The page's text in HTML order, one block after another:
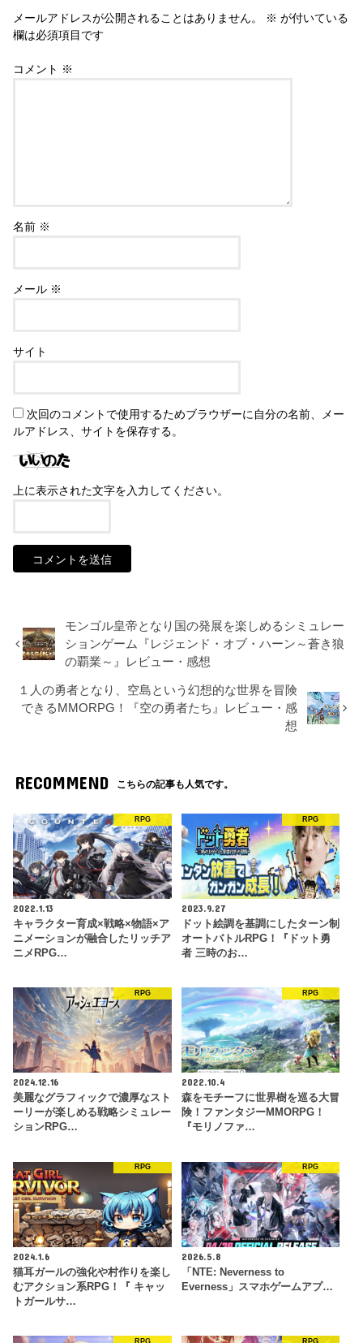
メールアドレスが公開されることはありません。 ※ が付いている
欄は必須項目です
コメント ※
名前 ※
メール ※
サイト
次回のコメントで使用するためブラウザーに自分の名前、メー
ルアドレス、サイトを保存する。
上に表示された文字を入力してください。
モンゴル皇帝となり国の発展を楽しめるシミュレー
ションゲーム『レジェンド・オブ・ハーン～蒼き狼
の覇業～』レビュー・感想
１人の勇者となり、空島という幻想的な世界を冒険
できるMMORPG！『空の勇者たち』レビュー・感
想
RECOMMEND こちらの記事も人気です。
RPG
2022.1.13
キャラクター育成×戦略×物語×ア
ニメーションが融合したリッチア
ニメRPG…
RPG
2023.9.27
ドット絵調を基調にしたターン制
オートバトルRPG！『ドット勇
者 三時のお…
RPG
2024.12.16
美麗なグラフィックで濃厚なスト
ーリーが楽しめる戦略シミュレー
ションRPG…
RPG
2022.10.4
森をモチーフに世界樹を巡る大冒
険！ファンタジーMMORPG！
『モリノファ…
RPG
2024.1.6
猫耳ガールの強化や村作りを楽し
むアクション系RPG！『 キャッ
トガールサ…
RPG
2026.5.8
「NTE: Neverness to
Everness」スマホゲームアプ…
RPG RPG